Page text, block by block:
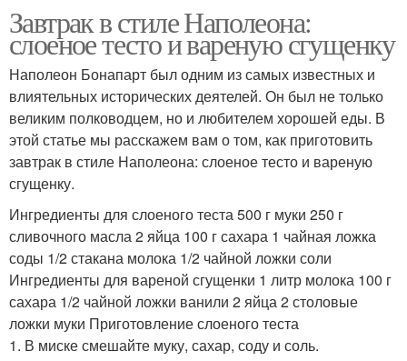
Завтрак в стиле Наполеона:
слоеное тесто и вареную сгущенку
Наполеон Бонапарт был одним из самых известных и
влиятельных исторических деятелей. Он был не только
великим полководцем, но и любителем хорошей еды. В
этой статье мы расскажем вам о том, как приготовить
завтрак в стиле Наполеона: слоеное тесто и вареную
сгущенку.
Ингредиенты для слоеного теста 500 г муки 250 г
сливочного масла 2 яйца 100 г сахара 1 чайная ложка
соды 1/2 стакана молока 1/2 чайной ложки соли
Ингредиенты для вареной сгущенки 1 литр молока 100 г
сахара 1/2 чайной ложки ванили 2 яйца 2 столовые
ложки муки Приготовление слоеного теста
1. В миске смешайте муку, сахар, соду и соль.